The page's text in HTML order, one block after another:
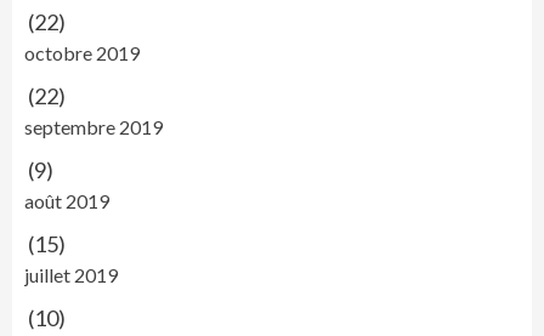
(22)
octobre 2019
(22)
septembre 2019
(9)
août 2019
(15)
juillet 2019
(10)